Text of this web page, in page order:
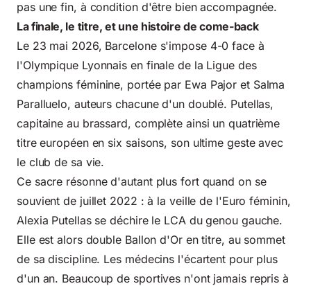
pas une fin, à condition d'être bien accompagnée.
La finale, le titre, et une histoire de come-back
Le 23 mai 2026, Barcelone s'impose 4-0 face à
l'Olympique Lyonnais en finale de la Ligue des
champions féminine, portée par Ewa Pajor et Salma
Paralluelo, auteurs chacune d'un doublé. Putellas,
capitaine au brassard, complète ainsi un quatrième
titre européen en six saisons, son ultime geste avec
le club de sa vie.
Ce sacre résonne d'autant plus fort quand on se
souvient de juillet 2022 : à la veille de l'Euro féminin,
Alexia Putellas se déchire le LCA du genou gauche.
Elle est alors double Ballon d'Or en titre, au sommet
de sa discipline. Les médecins l'écartent pour plus
d'un an. Beaucoup de sportives n'ont jamais repris à